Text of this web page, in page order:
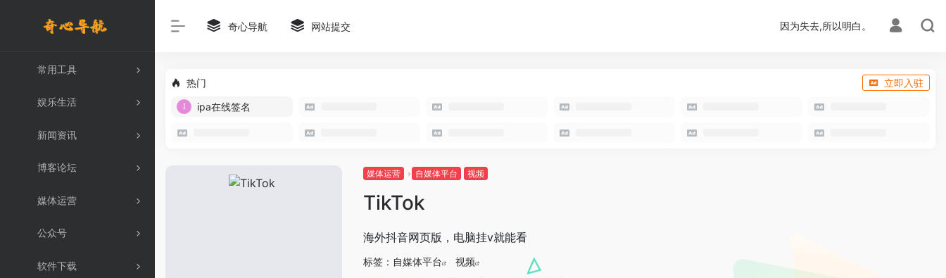
常用工具
娱乐生活
新闻资讯
博客论坛
媒体运营
公众号
软件下载
奇心导航 网站提交 因为失去,所以明白。
热门
立即入驻
ipa在线签名
媒体运营 自媒体平台 视频
TikTok
海外抖音网页版，电脑挂v就能看
标签： 自媒体平台
视频